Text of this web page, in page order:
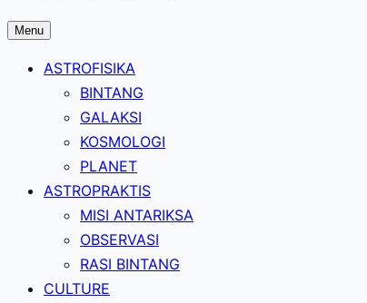
Menu
ASTROFISIKA
BINTANG
GALAKSI
KOSMOLOGI
PLANET
ASTROPRAKTIS
MISI ANTARIKSA
OBSERVASI
RASI BINTANG
CULTURE